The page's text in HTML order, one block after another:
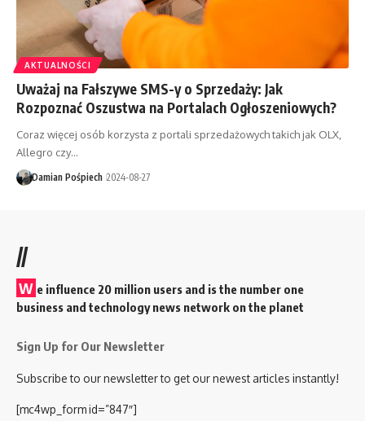
AKTUALNOŚCI
Uważaj na Fałszywe SMS-y o Sprzedaży: Jak
Rozpoznać Oszustwa na Portalach Ogłoszeniowych?
Coraz więcej osób korzysta z portali sprzedażowych takich jak OLX,
Allegro czy…
Damian Pośpiech 2024-08-27
//
W e influence 20 million users and is the number one
business and technology news network on the planet
Sign Up for Our Newsletter
Subscribe to our newsletter to get our newest articles instantly!
[mc4wp_form id=”847″]